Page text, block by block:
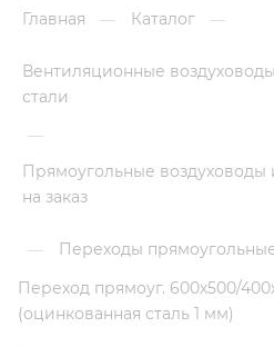
Главная — Каталог —
Вентиляционные
стали
—
Прямоугольные воздуховоды
на заказ
— Переходы
Переход прямоуг. 600х500/
(оцинкованная сталь 1 мм)